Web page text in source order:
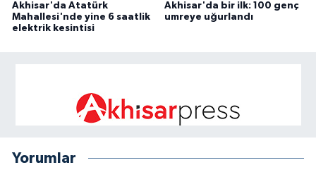
Akhisar'da Atatürk
Mahallesi'nde yine 6 saatlik
elektrik kesintisi
Akhisar'da bir ilk: 100 genç
umreye uğurlandı
Yorumlar